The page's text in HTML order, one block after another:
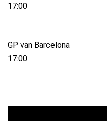
17:00
GP van Barcelona
17:00